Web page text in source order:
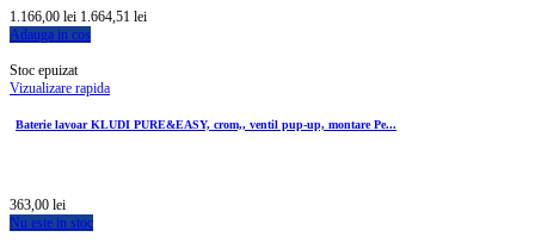
1.166,00 lei 1.664,51 lei
Adauga in cos
Stoc epuizat
Vizualizare rapida
Baterie lavoar KLUDI PURE&EASY, crom,, ventil pup-up, montare Pe...
363,00 lei
Nu este in stoc